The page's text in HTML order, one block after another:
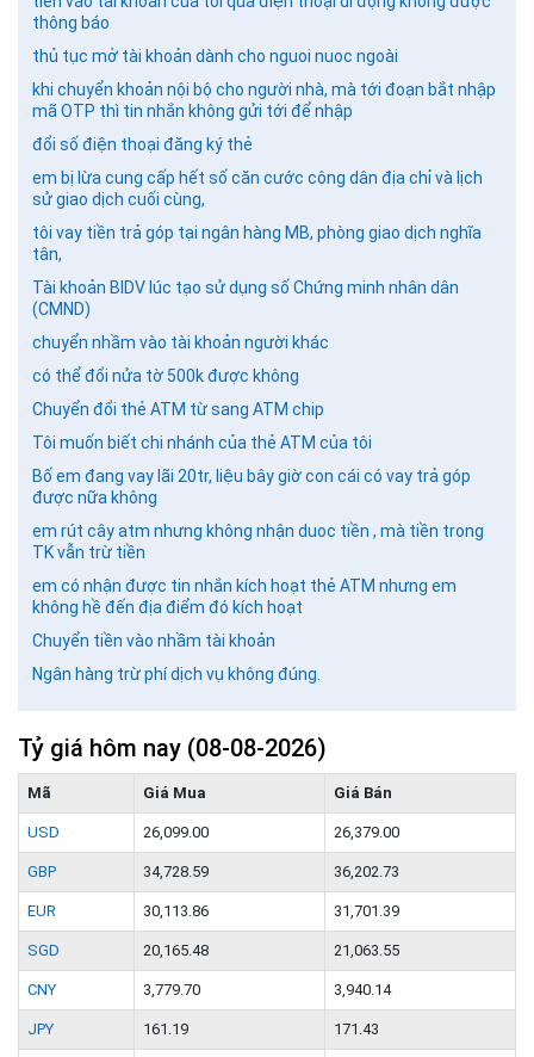
thông báo
thủ tục mở tài khoản dành cho nguoi nuoc ngoài
khi chuyển khoản nội bộ cho người nhà, mà tới đoạn bắt nhập
mã OTP thì tin nhắn không gửi tới để nhập
đổi số điện thoại đăng ký thẻ
em bị lừa cung cấp hết số căn cước công dân địa chỉ và lịch
sử giao dịch cuối cùng,
tôi vay tiền trả góp tại ngân hàng MB, phòng giao dịch nghĩa
tân,
Tài khoản BIDV lúc tạo sử dụng số Chứng minh nhân dân
(CMND)
chuyển nhầm vào tài khoản người khác
có thể đổi nửa tờ 500k được không
Chuyển đổi thẻ ATM từ sang ATM chip
Tôi muốn biết chi nhánh của thẻ ATM của tôi
Bố em đang vay lãi 20tr, liệu bây giờ con cái có vay trả góp
được nữa không
em rút cây atm nhưng không nhận duoc tiền , mà tiền trong
TK vẫn trừ tiền
em có nhận được tin nhắn kích hoạt thẻ ATM nhưng em
không hề đến địa điểm đó kích hoạt
Chuyển tiền vào nhầm tài khoản
Ngân hàng trừ phí dịch vụ không đúng.
Tỷ giá hôm nay (08-08-2026)
Mã Giá Mua Giá Bán
USD 26,099.00 26,379.00
GBP 34,728.59 36,202.73
EUR 30,113.86 31,701.39
SGD 20,165.48 21,063.55
CNY 3,779.70 3,940.14
JPY 161.19 171.43